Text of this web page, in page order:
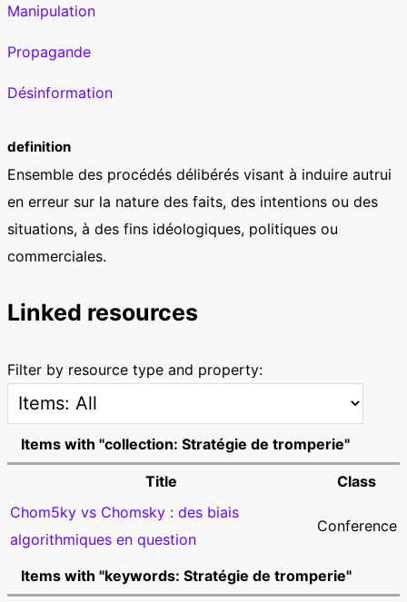
Manipulation
Propagande
Désinformation
definition
Ensemble des procédés délibérés visant à induire autrui
en erreur sur la nature des faits, des intentions ou des
situations, à des fins idéologiques, politiques ou
commerciales.
Linked resources
Filter by resource type and property:
Items with "collection: Stratégie de tromperie"
Title
Class
Chom5ky vs Chomsky : des biais
algorithmiques en question
Conference
Items with "keywords: Stratégie de tromperie"